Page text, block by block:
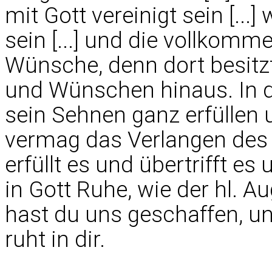
mit Gott vereinigt sein [...]
sein [...] und die
Wünsche, denn dort
und Wünschen hinaus. In
sein Sehnen ganz
vermag das Verlangen
erfüllt es und übertrifft es
in Gott Ruhe, wie der hl.
hast du uns geschaffen,
ruht in dir.